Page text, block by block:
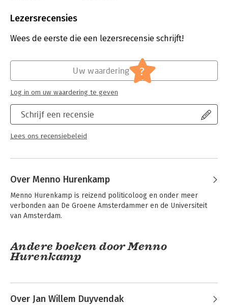
Uitgever:
Verschijningsdatum:
28-9-2022
Mens en maatschappij
Lezersrecensies
Wees de eerste die een lezersrecensie schrijft!
Schrijf een recensie
Lees ons recensiebeleid
Uw waardering ?
Log in om uw waardering te geven
Over Menno Hurenkamp
Menno Hurenkamp is reizend politicoloog en onder meer
verbonden aan De Groene Amsterdammer en de Universiteit
van Amsterdam.
Andere boeken door Menno
Hurenkamp
Over Jan Willem Duyvendak